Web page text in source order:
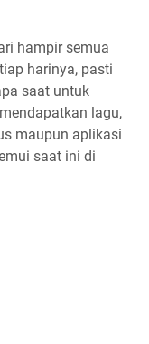
hampir semua
harinya, pasti
saat untuk
lagu,
maupun aplikasi
saat ini di